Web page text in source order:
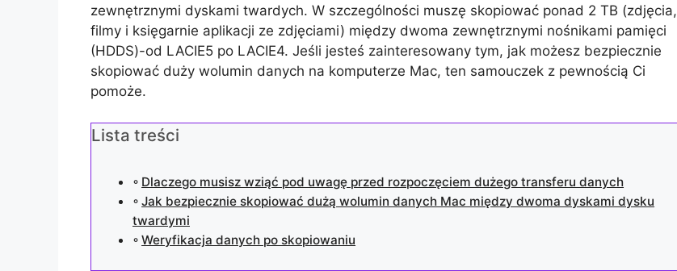
zewnętrznymi dyskami twardych. W szczególności muszę skopiować ponad 2 TB (zdjęcia,
filmy i księgarnie aplikacji ze zdjęciami) między dwoma zewnętrznymi nośnikami pamięci
(HDDS)-od LACIE5 po LACIE4. Jeśli jesteś zainteresowany tym, jak możesz bezpiecznie
skopiować duży wolumin danych na komputerze Mac, ten samouczek z pewnością Ci
pomoże.
Lista treści
Dlaczego musisz wziąć pod uwagę przed rozpoczęciem dużego transferu danych
Jak bezpiecznie skopiować dużą wolumin danych Mac między dwoma dyskami dysku
twardymi
Weryfikacja danych po skopiowaniu